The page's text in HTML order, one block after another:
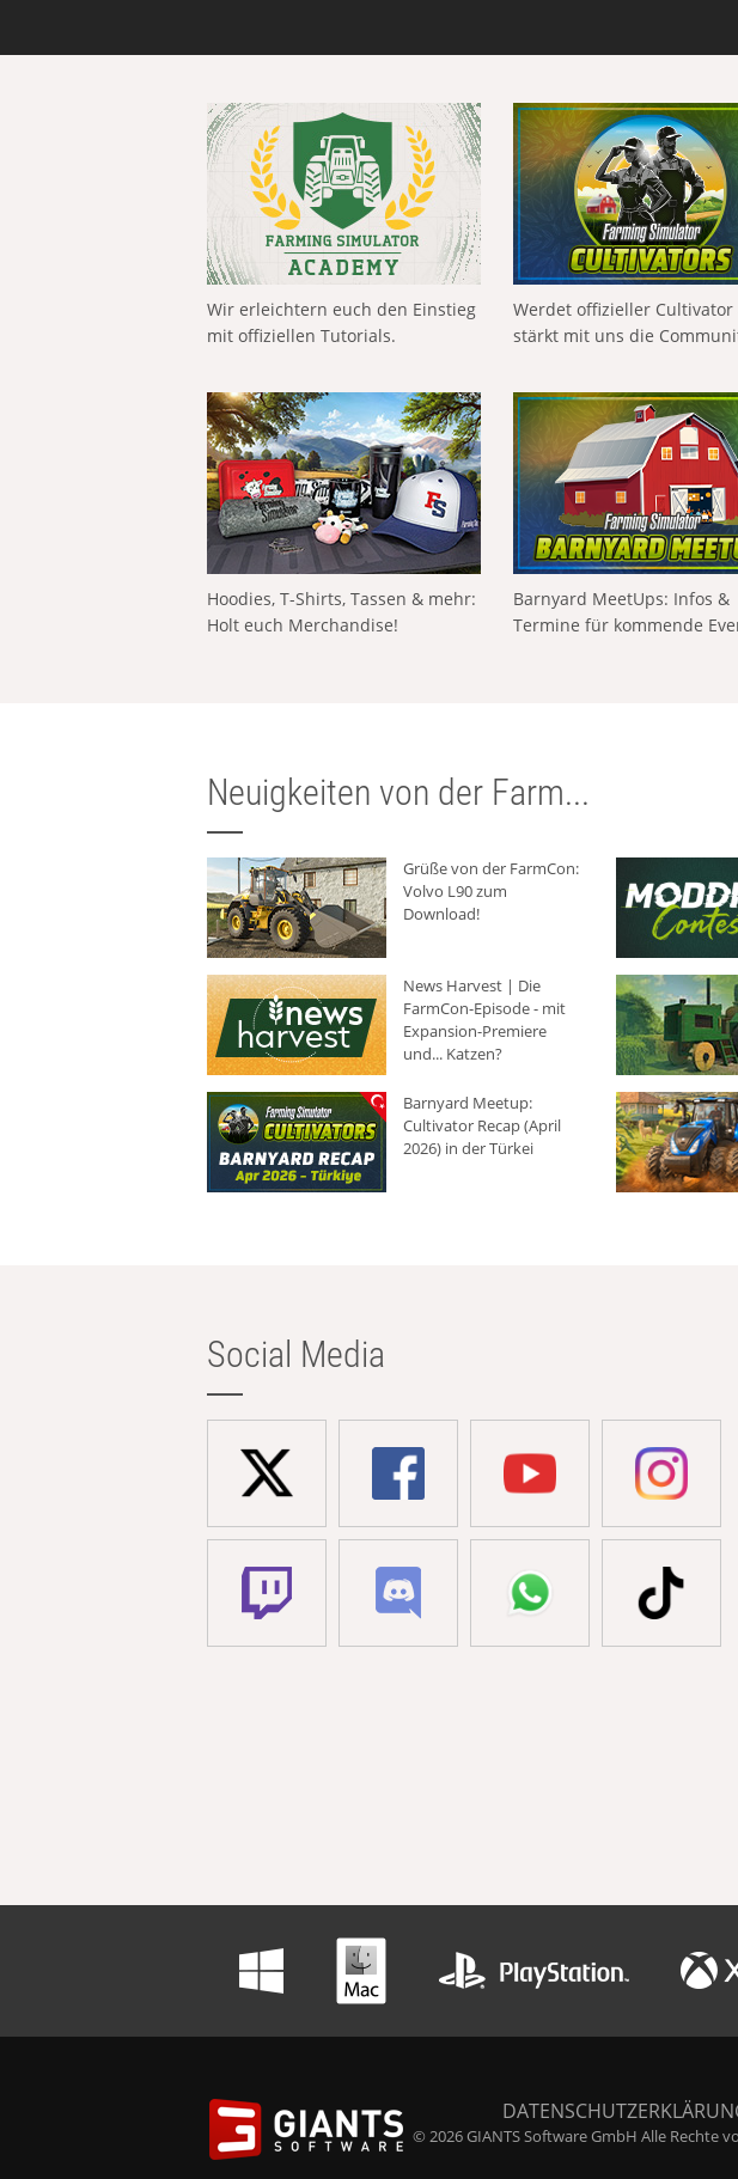
Wir erleichtern euch den Einstieg
mit offiziellen Tutorials.
Werdet offizieller Cultivator
stärkt mit uns die
Hoodies, T-Shirts, Tassen & mehr:
Holt euch Merchandise!
Barnyard MeetUps: Infos &
Termine für kommende
Neuigkeiten von der Farm...
Grüße von der FarmCon:
Volvo L90 zum
Download!
News Harvest | Die
FarmCon-Episode - mit
Expansion-Premiere
und... Katzen?
Barnyard Meetup:
Cultivator Recap (April
2026) in der Türkei
Social Media
© 2026 GIANTS Software GmbH Alle Rechte